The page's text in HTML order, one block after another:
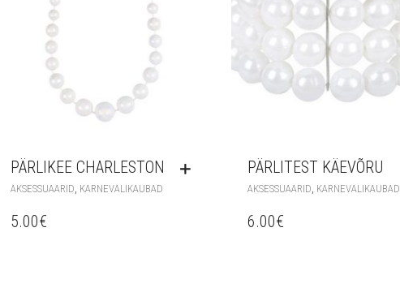
PÄRLIKEE CHARLESTON
AKSESSUAARID KARNEVALIKAUBAD
5.00€
PÄRLITEST KÄEVÕRU
AKSESSUAARID KARNEVALIKAUBAD
6.00€